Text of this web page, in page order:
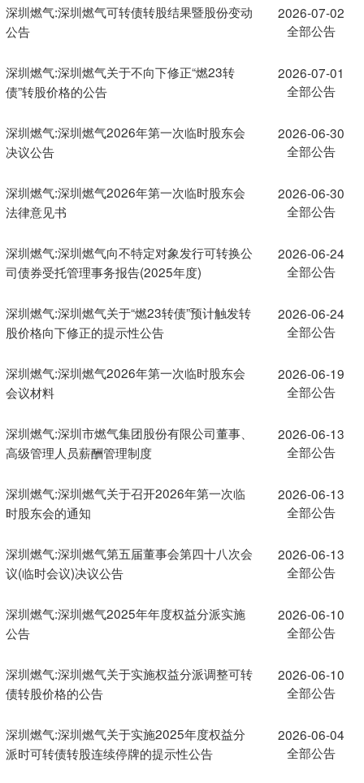
深圳燃气:深圳燃气可转债转股结果暨股份变动
公告
2026-07-02
全部公告
深圳燃气:深圳燃气关于不向下修正“燃23转
债”转股价格的公告
2026-07-01
全部公告
深圳燃气:深圳燃气2026年第一次临时股东会
决议公告
2026-06-30
全部公告
深圳燃气:深圳燃气2026年第一次临时股东会
法律意见书
2026-06-30
全部公告
深圳燃气:深圳燃气向不特定对象发行可转换公
司债券受托管理事务报告(2025年度)
2026-06-24
全部公告
深圳燃气:深圳燃气关于“燃23转债”预计触发转
股价格向下修正的提示性公告
2026-06-24
全部公告
深圳燃气:深圳燃气2026年第一次临时股东会
会议材料
2026-06-19
全部公告
深圳燃气:深圳市燃气集团股份有限公司董事、
高级管理人员薪酬管理制度
2026-06-13
全部公告
深圳燃气:深圳燃气关于召开2026年第一次临
时股东会的通知
2026-06-13
全部公告
深圳燃气:深圳燃气第五届董事会第四十八次会
议(临时会议)决议公告
2026-06-13
全部公告
深圳燃气:深圳燃气2025年年度权益分派实施
公告
2026-06-10
全部公告
深圳燃气:深圳燃气关于实施权益分派调整可转
债转股价格的公告
2026-06-10
全部公告
深圳燃气:深圳燃气关于实施2025年度权益分
派时可转债转股连续停牌的提示性公告
2026-06-04
全部公告